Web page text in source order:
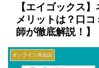
【エイゴックス
メリットは？口
師が徹底解説！】
オンライン英会話